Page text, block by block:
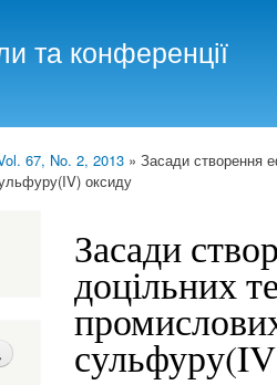
та конференції
67, No. 2, 2013 » Засади створення
оксиду
Засади
доцільних